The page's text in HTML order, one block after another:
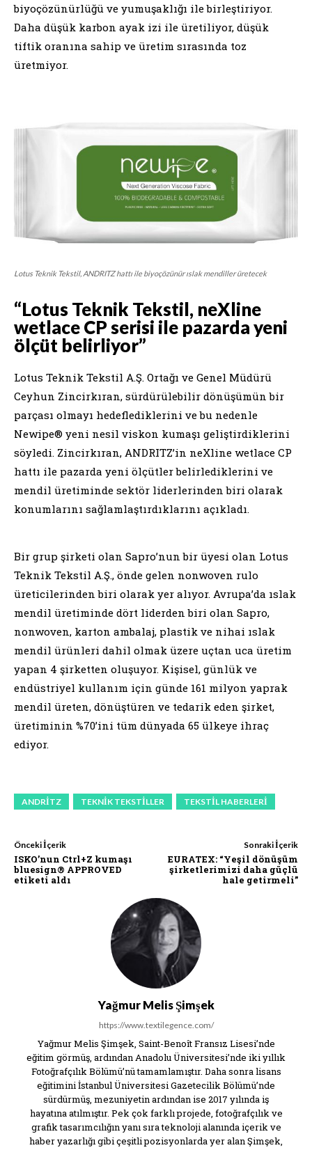
biyoçözünürlüğü ve yumuşaklığı ile birleştiriyor.
Daha düşük karbon ayak izi ile üretiliyor, düşük
tiftik oranına sahip ve üretim sırasında toz
üretmiyor.
Lotus Teknik Tekstil, ANDRITZ hattı ile biyoçözünür ıslak mendiller üretecek
“Lotus Teknik Tekstil, neXline
wetlace CP serisi ile pazarda yeni
ölçüt belirliyor”
Lotus Teknik Tekstil A.Ş. Ortağı ve Genel Müdürü
Ceyhun Zincirkıran, sürdürülebilir dönüşümün bir
parçası olmayı hedeflediklerini ve bu nedenle
Newipe® yeni nesil viskon kumaşı geliştirdiklerini
söyledi. Zincirkıran, ANDRITZ’in neXline wetlace CP
hattı ile pazarda yeni ölçütler belirlediklerini ve
mendil üretiminde sektör liderlerinden biri olarak
konumlarını sağlamlaştırdıklarını açıkladı.
Bir grup şirketi olan Sapro’nun bir üyesi olan Lotus
Teknik Tekstil A.Ş., önde gelen nonwoven rulo
üreticilerinden biri olarak yer alıyor. Avrupa’da ıslak
mendil üretiminde dört liderden biri olan Sapro,
nonwoven, karton ambalaj, plastik ve nihai ıslak
mendil ürünleri dahil olmak üzere uçtan uca üretim
yapan 4 şirketten oluşuyor. Kişisel, günlük ve
endüstriyel kullanım için günde 161 milyon yaprak
mendil üreten, dönüştüren ve tedarik eden şirket,
üretiminin %70’ini tüm dünyada 65 ülkeye ihraç
ediyor.
ANDRITZ TEKNIK TEKSTILLER TEKSTIL HABERLERI
Önceki İçerik
ISKO’nun Ctrl+Z kumaşı
bluesign® APPROVED
etiketi aldı
Sonraki İçerik
EURATEX: “Yeşil dönüşüm
şirketlerimizi daha güçlü
hale getirmeli”
Yağmur Melis Şimşek
https://www.textilegence.com/
Yağmur Melis Şimşek, Saint-Benoît Fransız Lisesi’nde
eğitim görmüş, ardından Anadolu Üniversitesi’nde iki yıllık
Fotoğrafçılık Bölümü’nü tamamlamıştır. Daha sonra lisans
eğitimini İstanbul Üniversitesi Gazetecilik Bölümü’nde
sürdürmüş, mezuniyetin ardından ise 2017 yılında iş
hayatına atılmıştır. Pek çok farklı projede, fotoğrafçılık ve
grafik tasarımcılığın yanı sıra teknoloji alanında içerik ve
haber yazarlığı gibi çeşitli pozisyonlarda yer alan Şimşek,